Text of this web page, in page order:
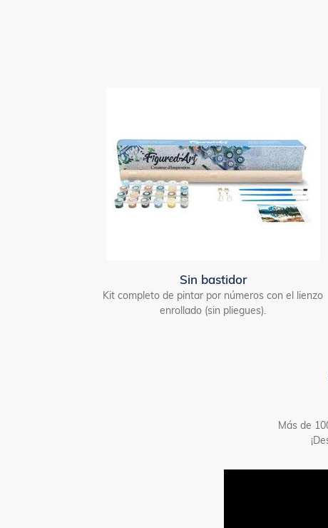
Sin bastidor
Kit completo de pintar por números con el lienzo
enrollado (sin pliegues).
Más de